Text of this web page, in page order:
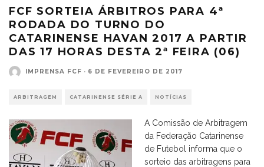
FCF SORTEIA ÁRBITROS PARA 4ª
RODADA DO TURNO DO
CATARINENSE HAVAN 2017 A PARTIR
DAS 17 HORAS DESTA 2ª FEIRA (06)
IMPRENSA FCF · 6 DE FEVEREIRO DE 2017
ARBITRAGEM CATARINENSE SÉRIE A NOTÍCIAS
A Comissão de Arbitragem
da Federação Catarinense
de Futebol informa que o
sorteio das arbitragens para